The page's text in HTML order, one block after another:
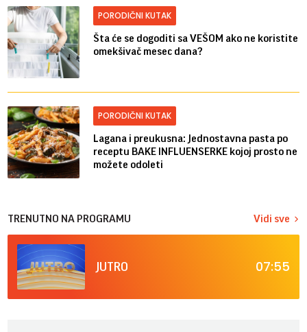
PORODIČNI KUTAK
Šta će se dogoditi sa VEŠOM ako ne koristite
omekšivač mesec dana?
PORODIČNI KUTAK
Lagana i preukusna: Jednostavna pasta po
receptu BAKE INFLUENSERKE kojoj prosto ne
možete odoleti
TRENUTNO NA PROGRAMU Vidi sve
JUTRO 07:55